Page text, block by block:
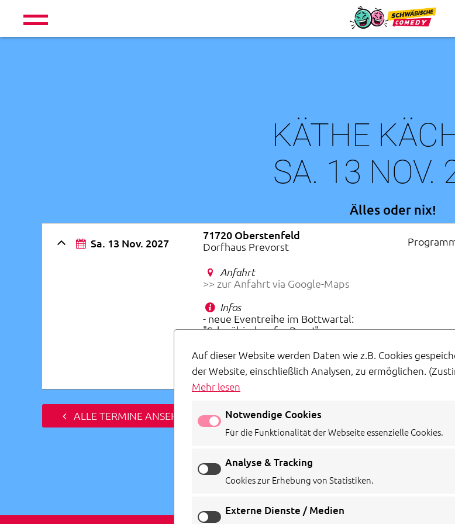
KÄTHE
SA. 13 NOV.
Älles oder nix!
Sa. 13 Nov. 2027
71720 Oberstenfeld
Dorfhaus Prevorst
Anfahrt
>> zur Anfahrt via Google-Maps
Infos
- neue Eventreihe im Bottwartal:
"Schwäbisch aufm Berg!"
- Veranstalter: Kulturverein Oberes Bottwartal e.v.
ALLE TERMINE ANSEHEN
Auf dieser Website werden Daten wie z.B. Cookies
der Website, einschließlich Analysen, zu ermöglichen.
Mehr lesen
Notwendige Cookies
Für die Funktionalität der Webseite essenzielle Cookies.
Analyse & Tracking
Cookies zur Erhebung von Statistiken.
Externe Dienste / Medien